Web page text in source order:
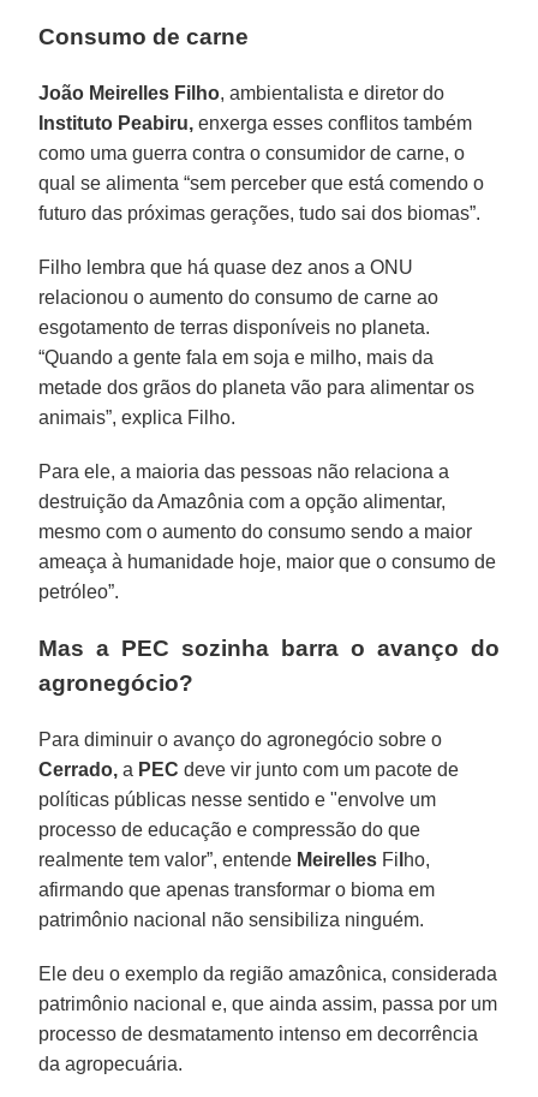
Consumo de carne
João Meirelles Filho, ambientalista e diretor do
Instituto Peabiru, enxerga esses conflitos também
como uma guerra contra o consumidor de carne, o
qual se alimenta “sem perceber que está comendo o
futuro das próximas gerações, tudo sai dos biomas”.
Filho lembra que há quase dez anos a ONU
relacionou o aumento do consumo de carne ao
esgotamento de terras disponíveis no planeta.
“Quando a gente fala em soja e milho, mais da
metade dos grãos do planeta vão para alimentar os
animais”, explica Filho.
Para ele, a maioria das pessoas não relaciona a
destruição da Amazônia com a opção alimentar,
mesmo com o aumento do consumo sendo a maior
ameaça à humanidade hoje, maior que o consumo de
petróleo”.
Mas a PEC sozinha barra o avanço do
agronegócio?
Para diminuir o avanço do agronegócio sobre o
Cerrado, a PEC deve vir junto com um pacote de
políticas públicas nesse sentido e "envolve um
processo de educação e compressão do que
realmente tem valor”, entende Meirelles Fi ho,
afirmando que apenas transformar o bioma em
patrimônio nacional não sensibiliza ninguém.
Ele deu o exemplo da região amazônica, considerada
patrimônio nacional e, que ainda assim, passa por um
processo de desmatamento intenso em decorrência
da agropecuária.